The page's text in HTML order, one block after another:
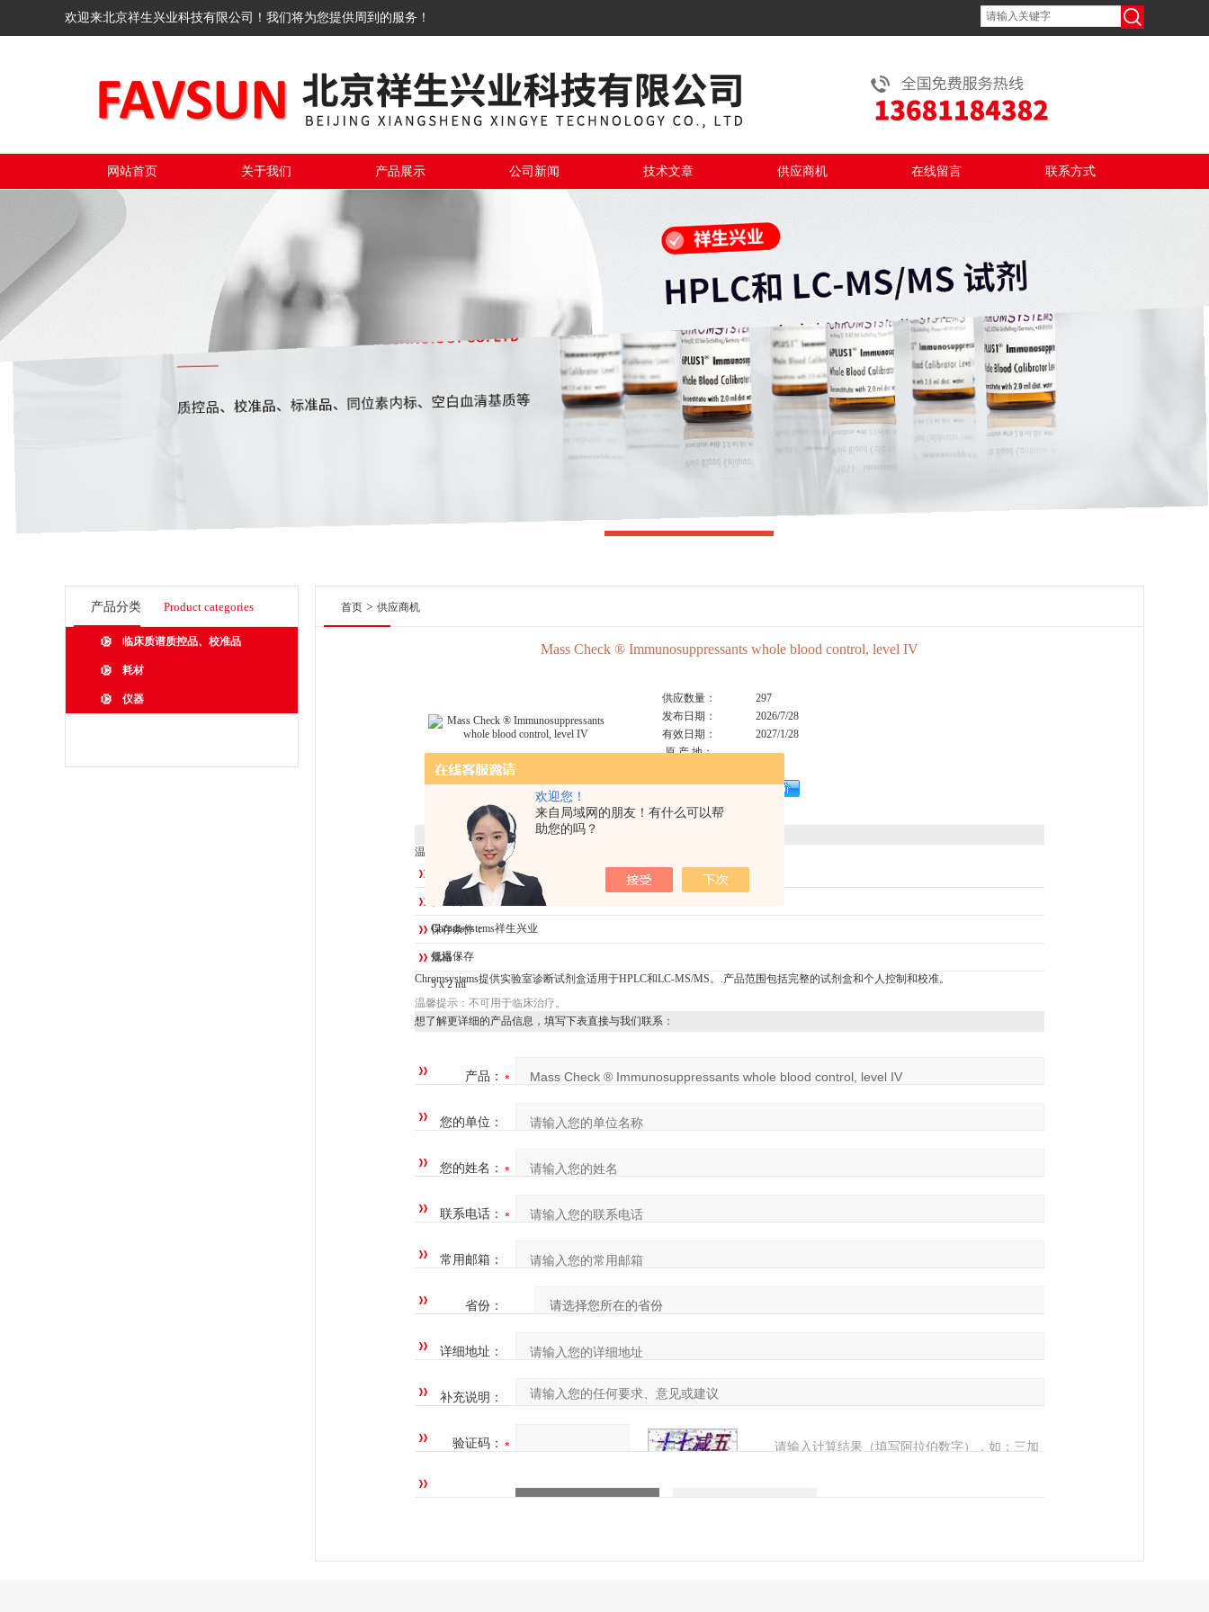
欢迎您！
来自局域网的朋友！有什么可以帮
助您的吗？
欢迎来北京祥生兴业科技有限公司！我们将为您提供周到的服务！
网站首页 关于我们 产品展示 公司新闻 技术文章 供应商机 在线留言 联系方式
产品分类 Product categories
临床质谱质控品、校准品
耗材
仪器
首页 > 供应商机
Mass Check ® Immunosuppressants whole blood control, level IV
点击放大
供应数量：
297
发布日期：
2026/7/28
有效日期：
2027/1/28
原 产 地：
产品报价：
[详细资料]
温馨提示：仅用于科研，不可用于临床治疗
大量
供应商：
Chromsystems祥生兴业
保存条件：
低温保存
规格：
5 x 2 ml
Chromsystems提供实验室诊断试剂盒适用于HPLC和LC-MS/MS。.产品范围包括完整的试剂盒和个人控制和校准。
温馨提示：不可用于临床治疗。
想了解更详细的产品信息，填写下表直接与我们联系：
产品：
您的单位：
您的姓名：
联系电话：
常用邮箱：
省份：
详细地址：
补充说明：
验证码：
请输入计算结果（填写阿拉伯数字），如：三加